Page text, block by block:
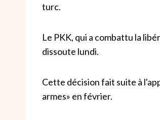
turc.
Le PKK, qui a combattu la
dissoute lundi.
Cette décision fait suite à
armes» en février.